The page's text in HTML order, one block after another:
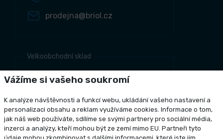
prodejna@briol.cz
Velkoobchodní sklad
+420 461 634 161
+420 461 634 381
odbyt@briol.cz
Vážíme si vašeho soukromí
K analýze návštěvnosti a funkcí webu, ukládání vašeho nastavení a
personalizaci obsahu a reklam využíváme cookies. Informace o tom,
jak náš web používáte, sdílíme se svými partnery pro sociální média,
inzerci a analýzy, kteří mohou být ze zemí mimo EU. Partneři tyto
údaje mohou zkombinovat s dalšími informacemi, které jste jim